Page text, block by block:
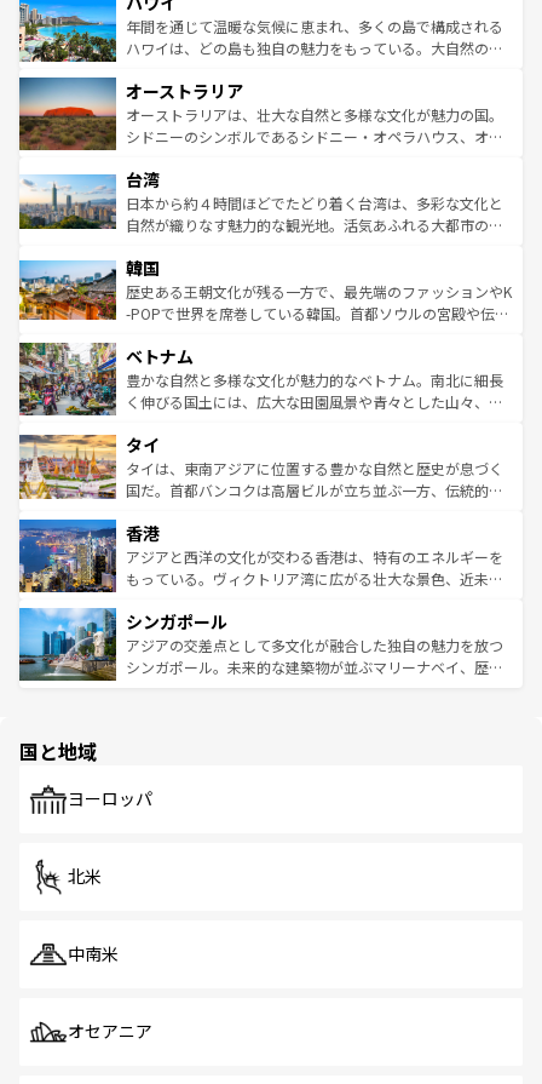
着のスイス情報はコンテンツ一覧 を参照してほしい。
ンメントが詰まった刺激的なスポットだ。一方、アメリカ
西部には大自然が広がり、グランドキャニオンやイエロー
部のニューオーリンズでは、音楽と美食が融合した独特の
文化が魅力。旅行者はアメリカの各地域で異なる魅力を楽
しみながら、その多様性と豊かな歴史を感じることができ
ならではの贅沢な旅のスタイルだ。 なお、新着のアメリカ
情報はコンテンツ一覧を参照してほしい。
年間を通じて温暖な気候に恵まれ、多くの島で構成される
ハワイは、どの島も独自の魅力をもっている。大自然の神
ワイ島は見逃せない。また、定番の観光地といえばオアフ
島だが、静かな自然を求めるならマウイ島やカウアイ島が
おすすめ。エメラルドグリーンに輝く海をはじめ、豊かな
れるおもてなしの心で訪れる人々を迎えてくれるハワイの
人々、おいしいローカルフードやハワイアンミュージッ
ク、伝統的なフラダンスなど、すべてがハワイの魅力を彩
ワイを、存分に味わってほしい。 なお、新着のハワイ情報
はコンテンツ一覧を参照してほしい。
オーストラリア
オーストラリアは、壮大な自然と多様な文化が魅力の国。
シドニーのシンボルであるシドニー・オペラハウス、オー
リアリーフや大陸中央部にそびえるウルル（エアーズロッ
ク）、タスマニアの美しい原生林やケアンズの熱帯雨林な
ど、見どころがたくさん。また、カフェやワイン、オージ
いる。アクティビティも充実しており、サーフィンやダイ
ビング、ハイキングなど、アウトドア好きにはたまらな
い。オーストラリアの多彩な魅力を存分に味わいつくそ
参照してほしい。
台湾
日本から約４時間ほどでたどり着く台湾は、多彩な文化と
自然が織りなす魅力的な観光地。活気あふれる大都市の台
ン）、静ひつな山岳地帯である台湾東部など、都市の喧騒
と山間の静けさが共存しており、訪れる人に新しい発見と
驚きをもたらしてくれる。また、奥深い台湾の食文化も魅
容にもいいと評判のスイーツなど、バラエティ豊かな料理
が味わえる。 なお、新着の台湾情報は コンテンツ一覧を参
照してほしい。
韓国
歴史ある王朝文化が残る一方で、最先端のファッションやK
-POPで世界を席巻している韓国。首都ソウルの宮殿や伝統
き、地方に足を延ばせば四季折々の自然美を楽しむことが
できる。そして、キムチや焼肉、絶品のストリートフード
まで、さまざまな韓国料理が待っている。夜には、韓国な
リティに包まれながら、韓国の多彩な魅力を心ゆくまで味
わってみてほしい。 なお、新着の韓国情報はコンテンツ一
覧を参照してほしい。
ベトナム
豊かな自然と多様な文化が魅力的なベトナム。南北に細長
く伸びる国土には、広大な田園風景や青々とした山々、世
急速な発展と共に伝統が息づく。ハノイの古い町並みやホ
ーチミン市のフランス統治時代の建物も、独特の雰囲気を
醸し出している。また、バラエティの豊かさとおいしさで
とつ。フォーやバインミー、ベトナムコーヒーなどは、ぜ
ひ現地で味わいたい。どの地域を訪れてもあたたかい人々
が旅行者を迎えてくれるので、きっと忘れられない旅にな
参照してほしい。
タイ
タイは、東南アジアに位置する豊かな自然と歴史が息づく
国だ。首都バンコクは高層ビルが立ち並ぶ一方、伝統的な
の活気が交差している。北部ではチェンマイなどの山岳地
帯で自然と触れ合い、南部ではプーケットやクラビの美し
いビーチでリゾート気分を楽しむことができる。タイ料理
激する。気候は一年中温暖で、どの季節にも異なる楽しみ
が待っている。親しみやすいタイの人々、仏教を中心とし
た文化、そして多様な観光資源が、訪れる旅人を魅了し続
香港
アジアと西洋の文化が交わる香港は、特有のエネルギーを
もっている。ヴィクトリア湾に広がる壮大な景色、近未来
み、どこを訪れても感動するはず。観光スポットが密集し
ており、効率よく見どころを回れるのも魅力。息をのむよ
うな絶景から文化的な体験まで、香港を存分に楽しみ尽く
シンガポール
アジアの交差点として多文化が融合した独自の魅力を放つ
シンガポール。未来的な建築物が並ぶマリーナベイ、歴史
で、ホーカーズは地元の風情を楽しめる外せないスポット
国と地域
ヨーロッパ
北米
中南米
オセアニア